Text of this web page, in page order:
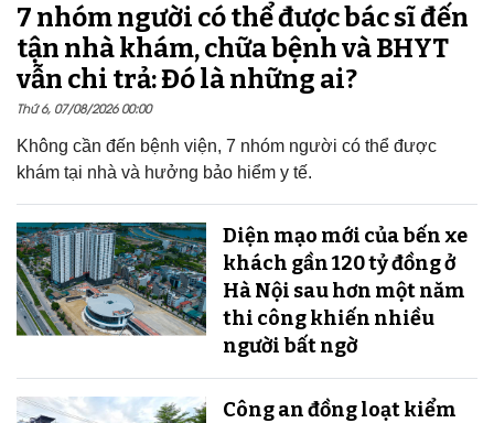
7 nhóm người có thể được bác sĩ đến
tận nhà khám, chữa bệnh và BHYT
vẫn chi trả: Đó là những ai?
Thứ 6, 07/08/2026 00:00
Không cần đến bệnh viện, 7 nhóm người có thể được
khám tại nhà và hưởng bảo hiểm y tế.
Diện mạo mới của bến xe
khách gần 120 tỷ đồng ở
Hà Nội sau hơn một năm
thi công khiến nhiều
người bất ngờ
Công an đồng loạt kiểm